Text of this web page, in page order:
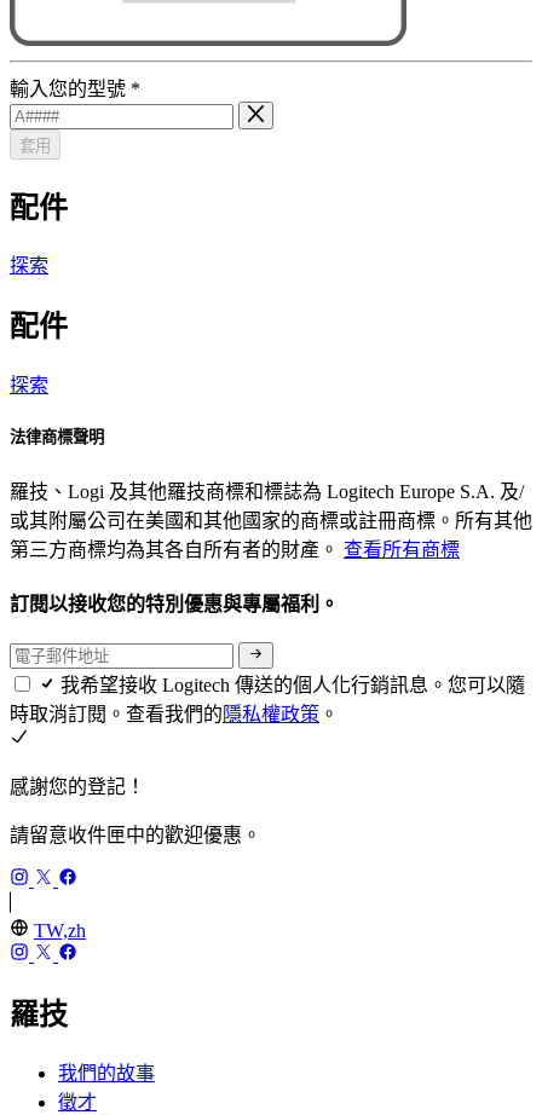
輸入您的型號 *
套用
配件
探索
配件
探索
法律商標聲明
羅技、Logi 及其他羅技商標和標誌為 Logitech Europe S.A. 及/
或其附屬公司在美國和其他國家的商標或註冊商標。所有其他
第三方商標均為其各自所有者的財產。 查看所有商標
訂閱以接收您的特別優惠與專屬福利。
我希望接收 Logitech 傳送的個人化行銷訊息。您可以隨
時取消訂閱。查看我們的隱私權政策 。
感謝您的登記！
請留意收件匣中的歡迎優惠。
TW,zh
羅技
我們的故事
徵才